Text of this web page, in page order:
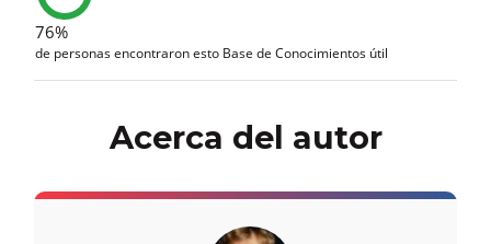
76%
de personas encontraron esto Base de Conocimientos útil
Acerca del autor